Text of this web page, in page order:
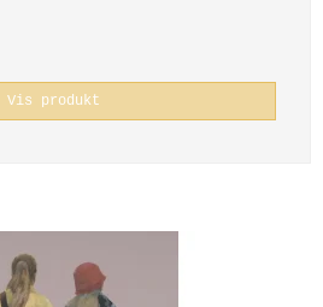
Vis produkt